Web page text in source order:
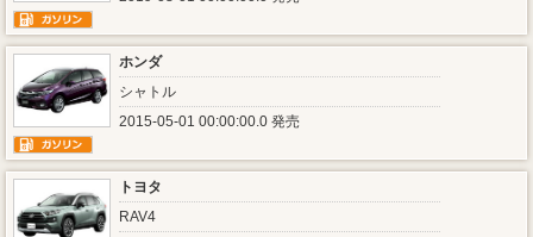
ホンダ
シャトル
2015-05-01 00:00:00.0 発売
トヨタ
RAV4